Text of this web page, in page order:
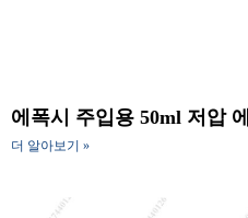
에폭시 주입용 50ml 저압
더 알아보기 »